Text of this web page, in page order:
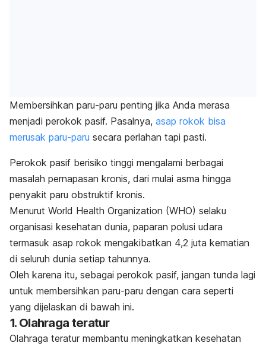
Membersihkan paru-paru penting jika Anda merasa
menjadi perokok pasif. Pasalnya, asap rokok bisa
merusak paru-paru secara perlahan tapi pasti.
Perokok pasif berisiko tinggi mengalami berbagai
masalah pernapasan kronis, dari mulai asma hingga
penyakit paru obstruktif kronis.
Menurut World Health Organization (WHO) selaku
organisasi kesehatan dunia, paparan polusi udara
termasuk asap rokok mengakibatkan 4,2 juta kematian
di seluruh dunia setiap tahunnya.
Oleh karena itu, sebagai perokok pasif, jangan tunda lagi
untuk membersihkan paru-paru dengan cara seperti
yang dijelaskan di bawah ini.
1. Olahraga teratur
Olahraga teratur membantu meningkatkan kesehatan